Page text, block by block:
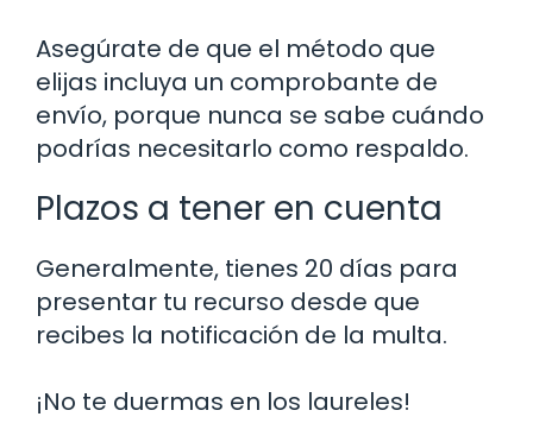
Asegúrate de que el método que
elijas incluya un comprobante de
envío, porque nunca se sabe cuándo
podrías necesitarlo como respaldo.
Plazos a tener en cuenta
Generalmente, tienes 20 días para
presentar tu recurso desde que
recibes la notificación de la multa.
¡No te duermas en los laureles!